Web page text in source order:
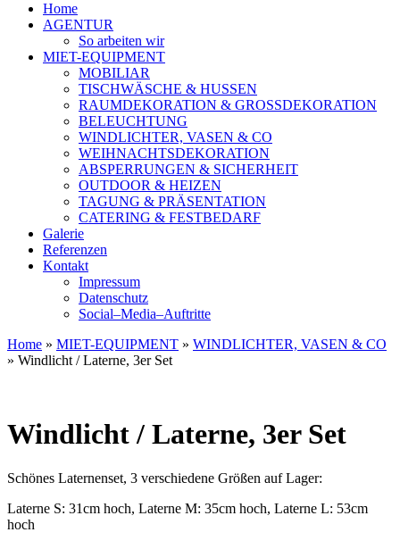
Home
AGENTUR
So arbeiten wir
MIET-EQUIPMENT
MOBILIAR
TISCHWÄSCHE & HUSSEN
RAUMDEKORATION & GROSSDEKORATION
BELEUCHTUNG
WINDLICHTER, VASEN & CO
WEIHNACHTSDEKORATION
ABSPERRUNGEN & SICHERHEIT
OUTDOOR & HEIZEN
TAGUNG & PRÄSENTATION
CATERING & FESTBEDARF
Galerie
Referenzen
Kontakt
Impressum
Datenschutz
Social–Media–Auftritte
Home » MIET-EQUIPMENT » WINDLICHTER, VASEN & CO
» Windlicht / Laterne, 3er Set
Windlicht / Laterne, 3er Set
Schönes Laternenset, 3 verschiedene Größen auf Lager:
Laterne S: 31cm hoch, Laterne M: 35cm hoch, Laterne L: 53cm
hoch